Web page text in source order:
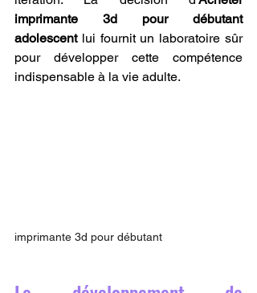
imprimante 3d pour débutant
adolescent lui fournit un laboratoire sûr
pour développer cette compétence
indispensable à la vie adulte.
imprimante 3d pour débutant